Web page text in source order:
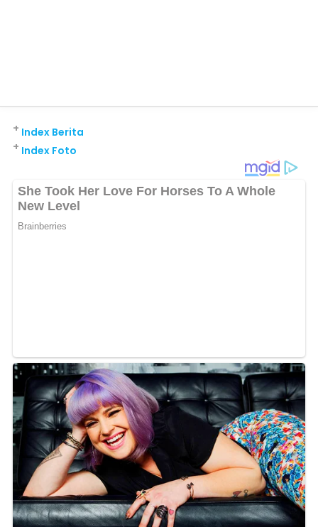
Index Berita
+
Index Foto
+